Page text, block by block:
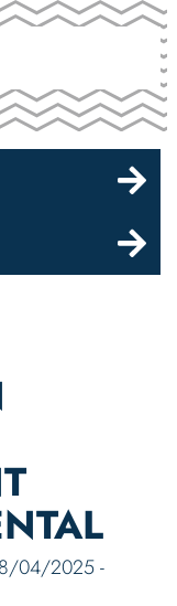
04/2025 -